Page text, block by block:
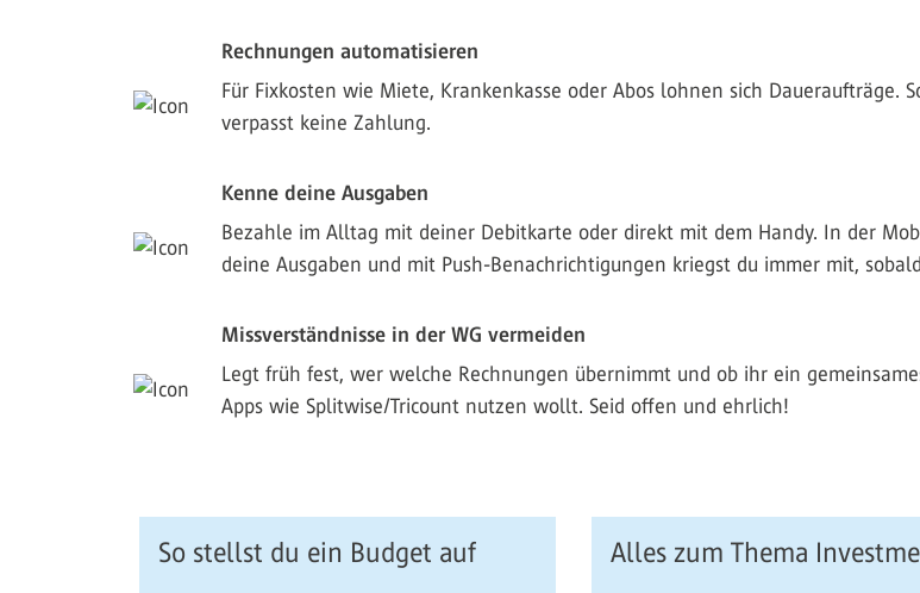
Rechnungen automatisieren
Für Fixkosten wie Miete, Krankenkasse oder Abos lohnen sich Daueraufträge.
verpasst keine Zahlung.
Kenne deine Ausgaben
Bezahle im Alltag mit deiner Debitkarte oder direkt mit dem Handy. In der
deine Ausgaben und mit Push-Benachrichtigungen kriegst du immer mit,
Missverständnisse in der WG vermeiden
Legt früh fest, wer welche Rechnungen übernimmt und ob ihr ein
Apps wie Splitwise/Tricount nutzen wollt. Seid offen und ehrlich!
So stellst du ein Budget auf Alles zum Thema